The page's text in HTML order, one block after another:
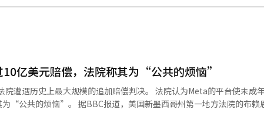
亿美元赔偿，法院称其为“公共的烦恼”
规模的追加赔偿判决。 法院认为Meta的平台使未成年人
新墨西哥州第一地方法院的布赖恩·
美元（约合800亿元人民币）。加上此前同一案件中确认的3亿7500万